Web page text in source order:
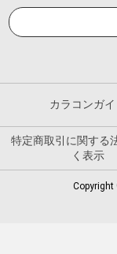
カラコンガイ
特定商取引に関する
く表示
Copyright